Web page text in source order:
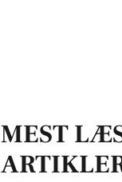
MEST